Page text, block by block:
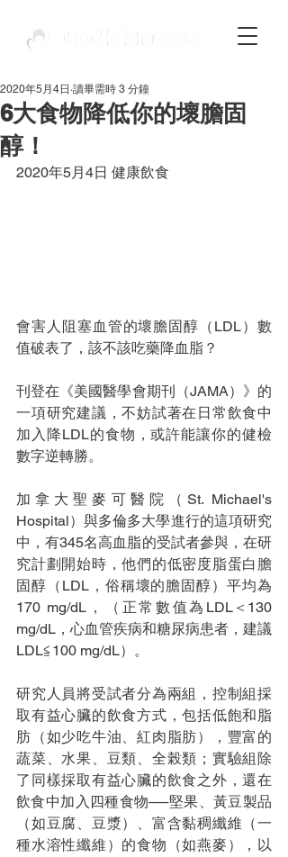
6大食物降低你的壞膽固
醇！
2020年5月4日 讀畢需時 3 分鐘
2020年5月4日 健康飲食
會害人阻塞血管的壞膽固醇（LDL）數
值破表了，該不該吃藥降血脂？
刊登在《美國醫學會期刊（JAMA）》的
一項研究建議，不妨試著在日常飲食中
加入降LDL的食物，或許能讓你的健檢
數字逆轉勝。
加拿大聖麥可醫院（St. Michael's
Hospital）與多倫多大學進行的這項研究
中，有345名高血脂的受試者參與，在研
究計劃開始時，他們的低密度脂蛋白膽
固醇（LDL，俗稱壞的膽固醇）平均為
170 mg/dL，（正常數值為LDL＜130
mg/dL，心血管疾病和糖尿病患者，建議
LDL≦100 mg/dL）。
研究人員將受試者分為兩組，控制組採
取有益心臟的飲食方式，包括低飽和脂
肪（如少吃牛油、紅肉脂肪），豐富的
蔬菜、水果、豆類、全榖類；實驗組除
了同樣採取有益心臟的飲食之外，還在
飲食中加入四種食物──堅果、黃豆製品
（如豆腐、豆漿）、富含黏稠纖維（一
種水溶性纖維）的食物（如燕麥），以